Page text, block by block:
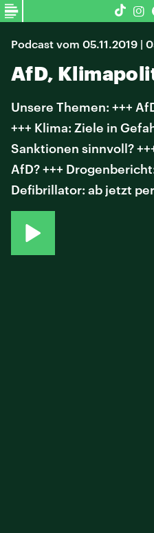
Podcast vom 05.11.2019 |
AfD,
Unsere Themen: +++
+++ Klima: Ziele in
Sanktionen sinnvoll?
AfD? +++
Defibrillator: ab jetzt